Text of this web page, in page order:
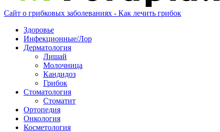
Сайт о грибковых заболеваниях - Как лечить грибок
Здоровье
Инфекционные/Лор
Дерматология
Лишай
Молочница
Кандидоз
Грибок
Стоматология
Стоматит
Ортопедия
Онкология
Косметология